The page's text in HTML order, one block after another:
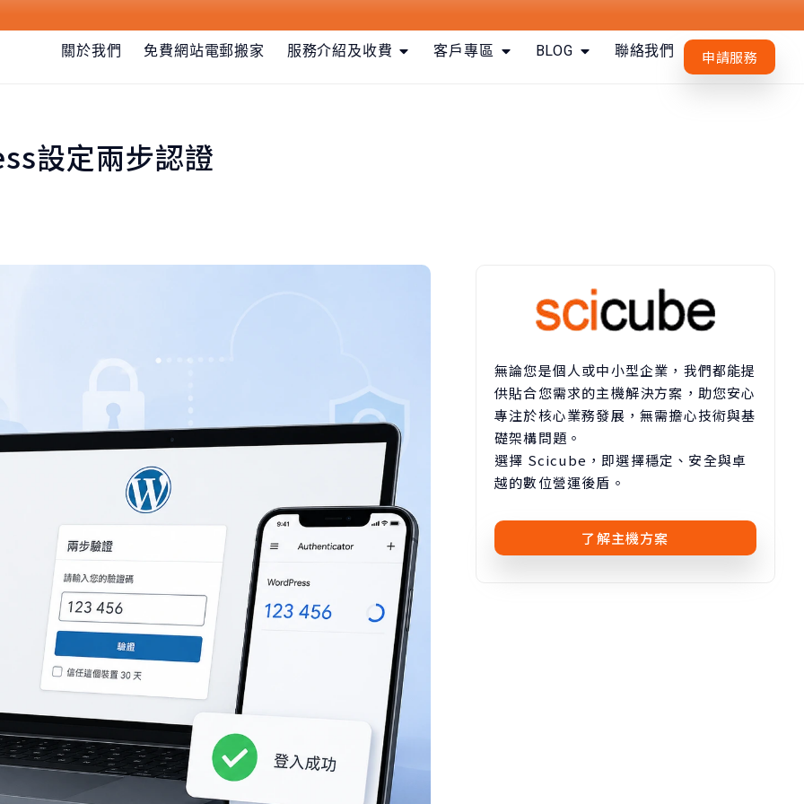
關於我們 免費網站電郵搬家 服務介紹及收費 客戶專區 BLOG 聯絡我們 申請服務
設定兩步認證
無論您是個人或中小型企業，我們都能提
供貼合您需求的主機解決方案，助您安心
專注於核心業務發展，無需擔心技術與基
礎架構問題。
選擇 Scicube，即選擇穩定、安全與卓
越的數位營運後盾。
了解主機方案